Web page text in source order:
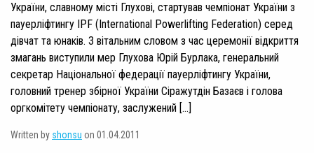
України, славному місті Глухові, стартував чемпіонат України з
пауерліфтингу IPF (International Powerlifting Federation) серед
дівчат та юнаків. З вітальним словом з час церемонії відкриття
змагань виступили мер Глухова Юрій Бурлака, генеральний
секретар Національної федерації пауерліфтингу України,
головний тренер збірної України Сіражутдін Базаєв і голова
оргкомітету чемпіонату, заслужений […]
Written by shonsu on 01.04.2011